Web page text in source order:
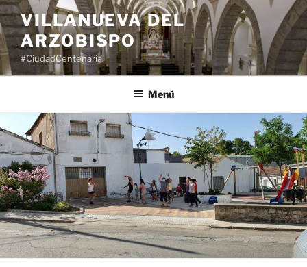
Saltar
al
contenido
VILLANUEVA DEL
ARZOBISPO
#CiudadCentenaria
Menú